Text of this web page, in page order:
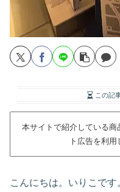
この記
本サイトで紹介している
ト広告を利
こんにちは。いりこです